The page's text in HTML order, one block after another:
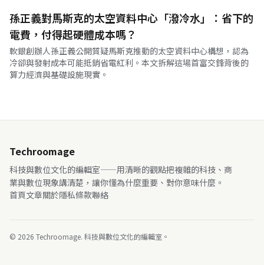
孫正義對馬斯克的太空資料中心「潑冷水」：省下的
電費，付得起硬體成本嗎？
軟銀創辦人孫正義公開質疑馬斯克推動的太空資料中心構想，認為
冷卻與發射成本可能抵銷省電紅利。本文拆解這場首富交鋒背後的
算力經濟與基礎設施現實。
Techroomage
科技與數位文化的編輯室——用清晰的觀點把複雜的科技、商
業與數位現象講清楚，讓你懂為什麼重要、對你意味什麼。
首頁文章關於隱私條款聯絡
© 2026 Techroomage. 科技與數位文化的編輯室。